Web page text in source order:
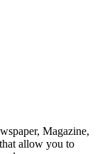
Magazine,
allow you to